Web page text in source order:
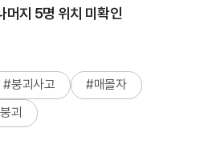
머지 5명 위치 미확인
#붕괴사고 #매몰자
괴